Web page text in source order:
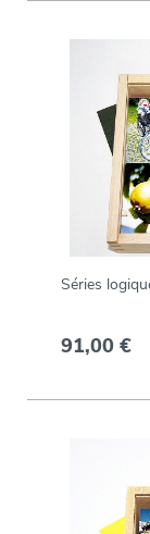
Séries
91,00 €